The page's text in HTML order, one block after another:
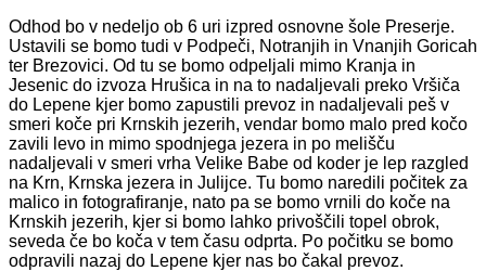
Odhod bo v nedeljo ob 6 uri izpred osnovne šole Preserje.
Ustavili se bomo tudi v Podpeči, Notranjih in Vnanjih Goricah
ter Brezovici. Od tu se bomo odpeljali mimo Kranja in
Jesenic do izvoza Hrušica in na to nadaljevali preko Vršiča
do Lepene kjer bomo zapustili prevoz in nadaljevali peš v
smeri koče pri Krnskih jezerih, vendar bomo malo pred kočo
zavili levo in mimo spodnjega jezera in po melišču
nadaljevali v smeri vrha Velike Babe od koder je lep razgled
na Krn, Krnska jezera in Julijce. Tu bomo naredili počitek za
malico in fotografiranje, nato pa se bomo vrnili do koče na
Krnskih jezerih, kjer si bomo lahko privoščili topel obrok,
seveda če bo koča v tem času odprta. Po počitku se bomo
odpravili nazaj do Lepene kjer nas bo čakal prevoz.